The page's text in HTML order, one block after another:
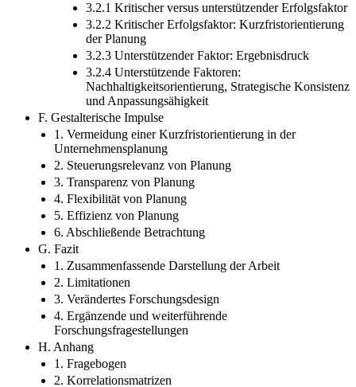
3.2.1 Kritischer versus unterstützender Erfolgsfaktor
3.2.2 Kritischer Erfolgsfaktor: Kurzfristorientierung
der Planung
3.2.3 Unterstützender Faktor: Ergebnisdruck
3.2.4 Unterstützende Faktoren:
Nachhaltigkeitsorientierung, Strategische Konsistenz
und Anpassungsähigkeit
F. Gestalterische Impulse
1. Vermeidung einer Kurzfristorientierung in der
Unternehmensplanung
2. Steuerungsrelevanz von Planung
3. Transparenz von Planung
4. Flexibilität von Planung
5. Effizienz von Planung
6. Abschließende Betrachtung
G. Fazit
1. Zusammenfassende Darstellung der Arbeit
2. Limitationen
3. Verändertes Forschungsdesign
4. Ergänzende und weiterführende
Forschungsfragestellungen
H. Anhang
1. Fragebogen
2. Korrelationsmatrizen